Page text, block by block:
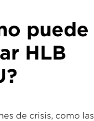
puede
HLB
de crisis, como las